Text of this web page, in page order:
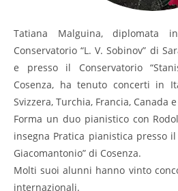
Tatiana Malguina, diplomata
Conservatorio “L. V. Sobinov” di
e presso il Conservatorio
Cosenza, ha tenuto concerti in
Svizzera, Turchia, Francia, Canada
Forma un duo pianistico con
insegna Pratica pianistica presso
Giacomantonio” di Cosenza.
Molti suoi alunni hanno vinto
internazionali.